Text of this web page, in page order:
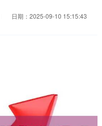
日期：2025-09-10 15:15:43